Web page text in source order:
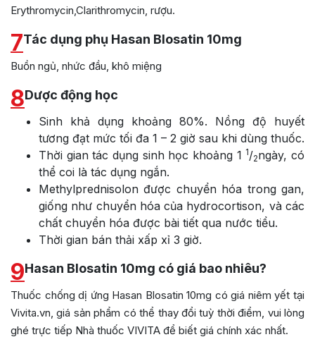
Erythromycin,Clarithromycin, rượu.
7Tác dụng phụ Hasan Blosatin 10mg
Buồn ngủ, nhức đầu, khô miệng
8Dược động học
Sinh khả dụng khoảng 80%. Nồng độ huyết
tương đạt mức tối đa 1 – 2 giờ sau khi dùng thuốc.
Thời gian tác dụng sinh học khoảng 1 1/2ngày, có
thể coi là tác dụng ngắn.
Methylprednisolon được chuyển hóa trong gan,
giống như chuyển hóa của hydrocortison, và các
chất chuyển hóa được bài tiết qua nước tiểu.
Thời gian bán thải xấp xỉ 3 giờ.
9Hasan Blosatin 10mg có giá bao nhiêu?
Thuốc chống dị ứng Hasan Blosatin 10mg có giá niêm yết tại
Vivita.vn, giá sản phẩm có thể thay đổi tuỳ thời điểm, vui lòng
ghé trực tiếp Nhà thuốc VIVITA để biết giá chính xác nhất.